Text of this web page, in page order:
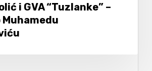
i GVA “Tuzlanke” –
Muhamedu